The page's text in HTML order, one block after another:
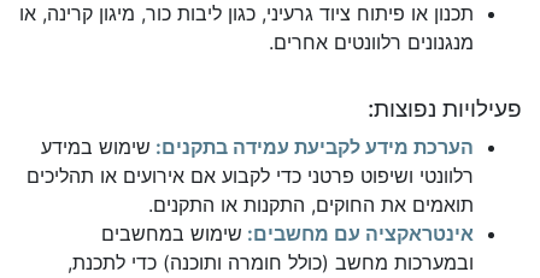
תכנון או פיתוח ציוד גרעיני, כגון ליבות כור, מיגון קרינה, או
מנגנונים רלוונטים אחרים.
פעילויות נפוצות:
הערכת מידע לקביעת עמידה בתקנים: שימוש במידע
רלוונטי ושיפוט פרטני כדי לקבוע אם אירועים או תהליכים
תואמים את החוקים, התקנות או התקנים.
אינטראקציה עם מחשבים: שימוש במחשבים
ובמערכות מחשב (כולל חומרה ותוכנה) כדי לתכנת,